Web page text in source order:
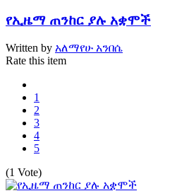
የኢዜማ ጠንከር ያሉ አቋሞች
Written by አለማየሁ አንበሴ
Rate this item
1
2
3
4
5
(1 Vote)